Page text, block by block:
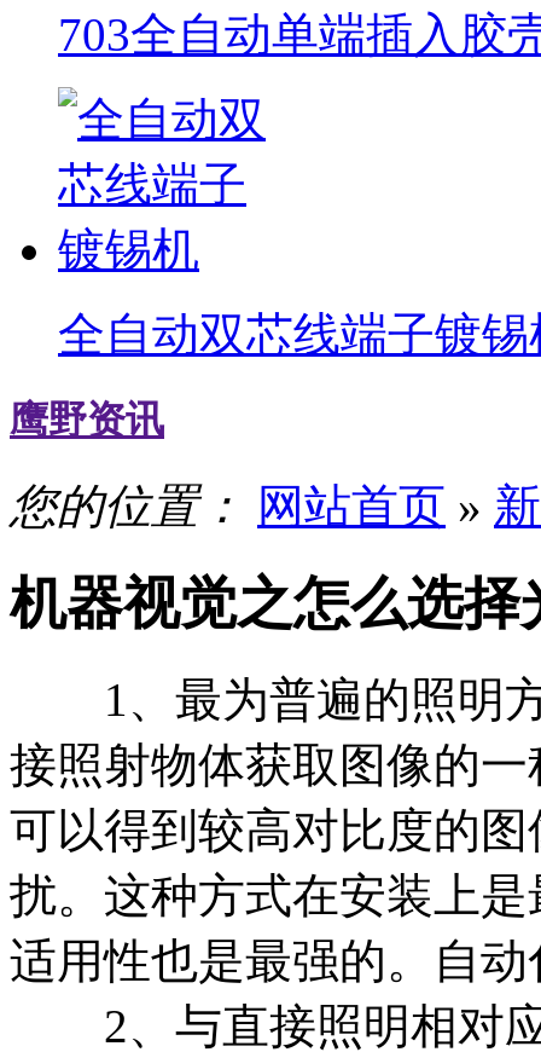
703全自动单端插入胶
全自动双芯线端子镀锡
鹰野资讯
您的位置： 网站首页 »
机器视觉之怎么选择
1、最为普遍的照明方
接照射物体获取图像的
可以得到较高对比度的
扰。这种方式在安装上
适用性也是最强的。自
2、与直接照明相对应